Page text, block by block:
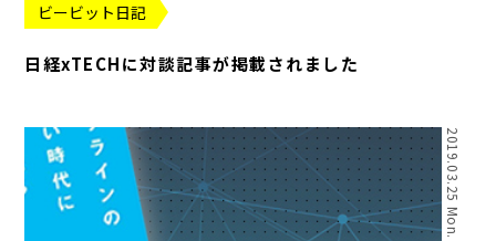
ビービット日記
日経xTECHに対談記事が掲載されました
2019.03.25 Mon.